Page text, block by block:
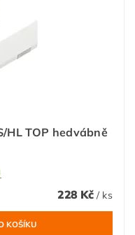
HL TOP hedvábně
228 Kč / ks